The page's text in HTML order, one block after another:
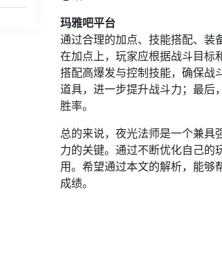
玛雅吧平台
通过合理的加点、技能搭配、装
在加点上，玩家应根据战斗目标
搭配高爆发与控制技能，确保战
道具，进一步提升战斗力；最后
胜率。
总的来说，夜光法师是一个兼具
力的关键。通过不断优化自己的
用。希望通过本文的解析，能够
成绩。